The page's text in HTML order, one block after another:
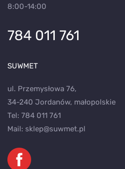
8:00-14:00
784 011 761
SUWMET
ul. Przemysłowa 76,
34-240 Jordanów, małopolskie
Tel: 784 011 761
Mail: sklep@suwmet.pl